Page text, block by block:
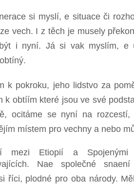
si myslí, e situace či
ze vech. I z těch je musely
i nyní. Já si vak myslím,
k pokroku, jeho lidstvo za
k obtíím které jsou ve své
ocitáme se nyní na rozcestí,
místem pro vechny a nebo
mezi Etiopií a
Nae společné
říci, plodné pro oba národy.